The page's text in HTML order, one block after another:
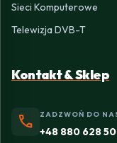
Sieci Komputerowe
Telewizja DVB-T
Kontakt & Sklep
phone ZADZWOŃ DO
+48 880 628